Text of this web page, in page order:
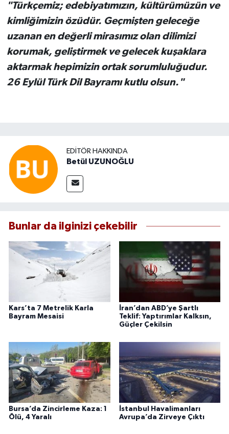
"Türkçemiz; edebiyatımızın, kültürümüzün ve
kimliğimizin özüdür. Geçmişten geleceğe
uzanan en değerli mirasımız olan dilimizi
korumak, geliştirmek ve gelecek kuşaklara
aktarmak hepimizin ortak sorumluluğudur.
26 Eylül Türk Dil Bayramı kutlu olsun."
EDITÖR HAKKINDA
Betül UZUNOĞLU
Bunlar da ilginizi çekebilir
Kars’ta 7 Metrelik Karla
Bayram Mesaisi
İran’dan ABD’ye Şartlı
Teklif: Yaptırımlar Kalksın,
Güçler Çekilsin
Bursa’da Zincirleme Kaza: 1
Ölü, 4 Yaralı
İstanbul Havalimanları
Avrupa’da Zirveye Çıktı